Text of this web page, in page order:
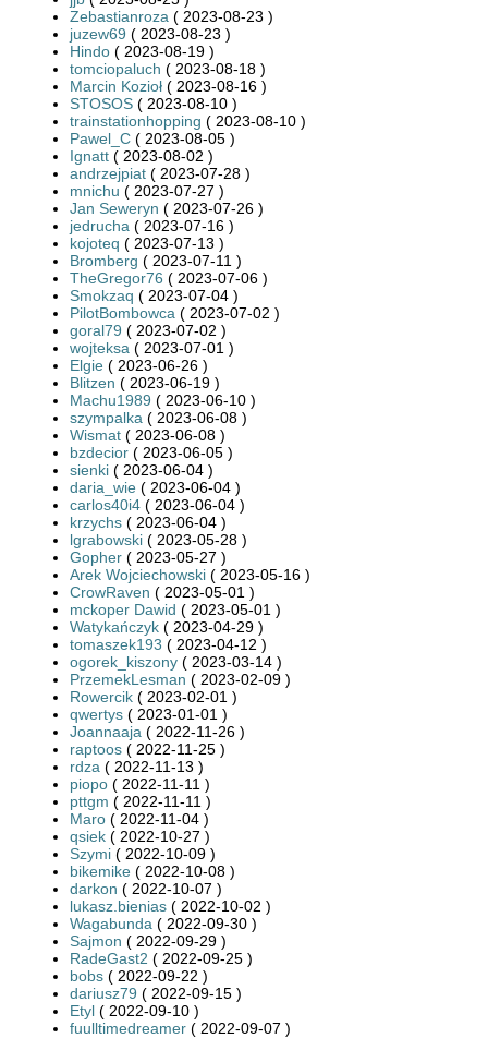
Zebastianroza ( 2023-08-23 )
juzew69 ( 2023-08-23 )
Hindo ( 2023-08-19 )
tomciopaluch ( 2023-08-18 )
Marcin Kozioł ( 2023-08-16 )
STOSOS ( 2023-08-10 )
trainstationhopping ( 2023-08-10 )
Pawel_C ( 2023-08-05 )
Ignatt ( 2023-08-02 )
andrzejpiat ( 2023-07-28 )
mnichu ( 2023-07-27 )
Jan Seweryn ( 2023-07-26 )
jedrucha ( 2023-07-16 )
kojoteq ( 2023-07-13 )
Bromberg ( 2023-07-11 )
TheGregor76 ( 2023-07-06 )
Smokzaq ( 2023-07-04 )
PilotBombowca ( 2023-07-02 )
goral79 ( 2023-07-02 )
wojteksa ( 2023-07-01 )
Elgie ( 2023-06-26 )
Blitzen ( 2023-06-19 )
Machu1989 ( 2023-06-10 )
szympalka ( 2023-06-08 )
Wismat ( 2023-06-08 )
bzdecior ( 2023-06-05 )
sienki ( 2023-06-04 )
daria_wie ( 2023-06-04 )
carlos40i4 ( 2023-06-04 )
krzychs ( 2023-06-04 )
lgrabowski ( 2023-05-28 )
Gopher ( 2023-05-27 )
Arek Wojciechowski ( 2023-05-16 )
CrowRaven ( 2023-05-01 )
mckoper Dawid ( 2023-05-01 )
Watykańczyk ( 2023-04-29 )
tomaszek193 ( 2023-04-12 )
ogorek_kiszony ( 2023-03-14 )
PrzemekLesman ( 2023-02-09 )
Rowercik ( 2023-02-01 )
qwertys ( 2023-01-01 )
Joannaaja ( 2022-11-26 )
raptoos ( 2022-11-25 )
rdza ( 2022-11-13 )
piopo ( 2022-11-11 )
pttgm ( 2022-11-11 )
Maro ( 2022-11-04 )
qsiek ( 2022-10-27 )
Szymi ( 2022-10-09 )
bikemike ( 2022-10-08 )
darkon ( 2022-10-07 )
lukasz.bienias ( 2022-10-02 )
Wagabunda ( 2022-09-30 )
Sajmon ( 2022-09-29 )
RadeGast2 ( 2022-09-25 )
bobs ( 2022-09-22 )
dariusz79 ( 2022-09-15 )
Etyl ( 2022-09-10 )
fuulltimedreamer ( 2022-09-07 )